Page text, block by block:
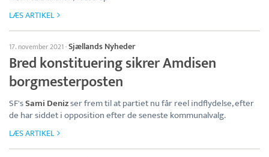
LÆS ARTIKEL
17. november 2021·Sjællands Nyheder
Bred konstituering sikrer Amdisen
borgmesterposten
SF'sSami Denizser frem til at partiet nu får reel indflydelse, efter
de har siddet i opposition efter de seneste kommunalvalg.
LÆS ARTIKEL